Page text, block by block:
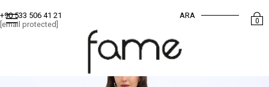
+90 533 506 41 21
[email protected]
0
ARA